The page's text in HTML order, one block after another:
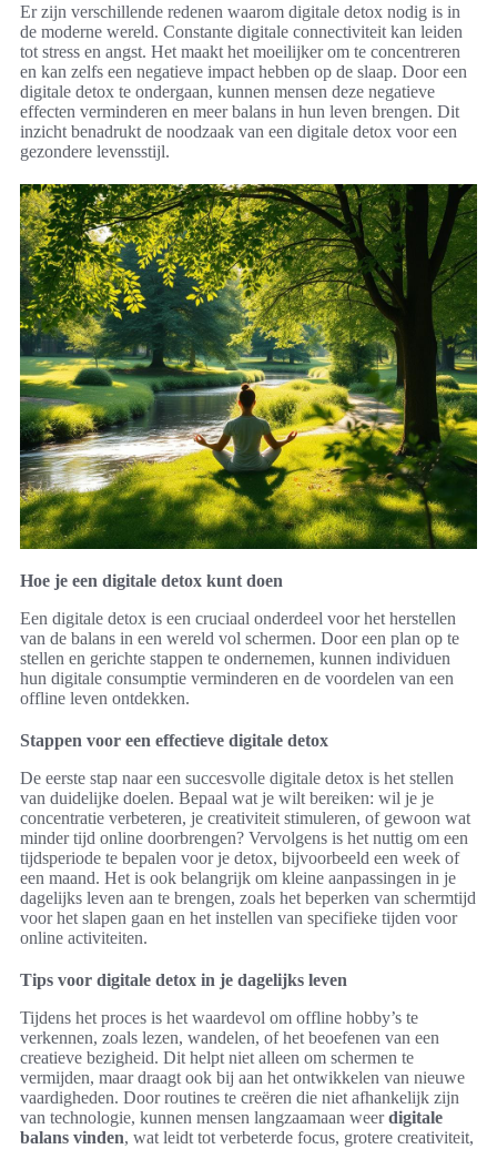
Er zijn verschillende redenen waarom digitale detox nodig is in
de moderne wereld. Constante digitale connectiviteit kan leiden
tot stress en angst. Het maakt het moeilijker om te concentreren
en kan zelfs een negatieve impact hebben op de slaap. Door een
digitale detox te ondergaan, kunnen mensen deze negatieve
effecten verminderen en meer balans in hun leven brengen. Dit
inzicht benadrukt de noodzaak van een digitale detox voor een
gezondere levensstijl.
Hoe je een digitale detox kunt doen
Een digitale detox is een cruciaal onderdeel voor het herstellen
van de balans in een wereld vol schermen. Door een plan op te
stellen en gerichte stappen te ondernemen, kunnen individuen
hun digitale consumptie verminderen en de voordelen van een
offline leven ontdekken.
Stappen voor een effectieve digitale detox
De eerste stap naar een succesvolle digitale detox is het stellen
van duidelijke doelen. Bepaal wat je wilt bereiken: wil je je
concentratie verbeteren, je creativiteit stimuleren, of gewoon wat
minder tijd online doorbrengen? Vervolgens is het nuttig om een
tijdsperiode te bepalen voor je detox, bijvoorbeeld een week of
een maand. Het is ook belangrijk om kleine aanpassingen in je
dagelijks leven aan te brengen, zoals het beperken van schermtijd
voor het slapen gaan en het instellen van specifieke tijden voor
online activiteiten.
Tips voor digitale detox in je dagelijks leven
Tijdens het proces is het waardevol om offline hobby’s te
verkennen, zoals lezen, wandelen, of het beoefenen van een
creatieve bezigheid. Dit helpt niet alleen om schermen te
vermijden, maar draagt ook bij aan het ontwikkelen van nieuwe
vaardigheden. Door routines te creëren die niet afhankelijk zijn
van technologie, kunnen mensen langzaamaan weerdigitale
balans vinden, wat leidt tot verbeterde focus, grotere creativiteit,